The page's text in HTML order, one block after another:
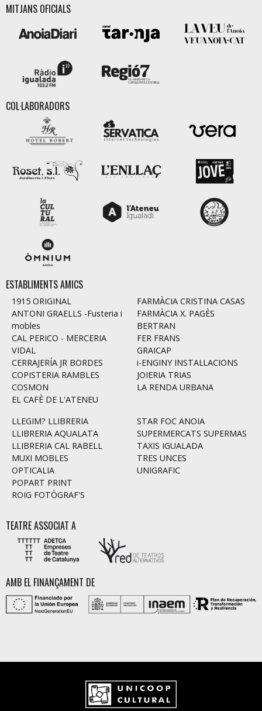
MITJANS OFICIALS
COL·LABORADORS
ESTABLIMENTS AMICS
1915 ORIGINAL
ANTONI GRAELLS -Fusteria i
mobles
CAL PERICO - MERCERIA
VIDAL
CERRAJERÍA JR BORDES
COPISTERIA RAMBLES
COSMON
EL CAFÈ DE L'ATENEU
FARMÀCIA CRISTINA CASAS
FARMÀCIA X. PAGÈS
BERTRAN
FER FRANS
GRAICAP
i-ENGINY INSTAL·LACIONS
JOIERIA TRIAS
LA RENDA URBANA
LLEGIM? LLIBRERIA
LLIBRERIA AQUALATA
LLIBRERIA CAL RABELL
MUXI MOBLES
OPTICALIA
POPART PRINT
ROIG FOTÒGRAF'S
STAR FOC ANOIA
SUPERMERCATS SUPERMAS
TAXIS IGUALADA
TRES UNCES
UNIGRAFIC
TEATRE ASSOCIAT A
AMB EL FINANÇAMENT DE